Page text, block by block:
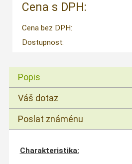
Cena s DPH:
Cena bez DPH:
Dostupnost:
Popis
Váš dotaz
Poslat známénu
Charakteristika: